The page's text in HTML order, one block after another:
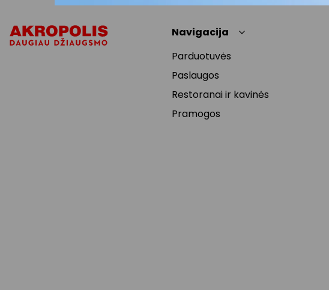
Navigacija
Parduotuvės
Paslaugos
Restoranai ir kavinės
Pramogos